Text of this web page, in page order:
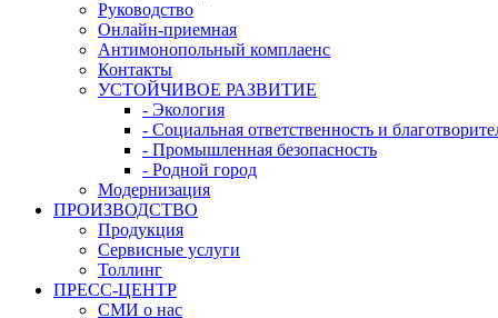
Руководство
Онлайн-приемная
Антимонопольный комплаенс
Контакты
УСТОЙЧИВОЕ РАЗВИТИЕ
- Экология
- Социальная ответственность и
- Промышленная безопасность
- Родной город
Модернизация
ПРОИЗВОДСТВО
Продукция
Сервисные услуги
Толлинг
ПРЕСС-ЦЕНТР
СМИ о нас